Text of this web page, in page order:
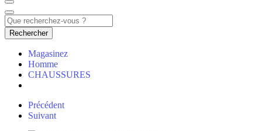
Rechercher
Magasinez
Homme
CHAUSSURES
Précédent
Suivant